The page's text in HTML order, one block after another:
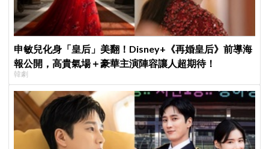
申敏兒化身「皇后」美翻！Disney+《再婚皇后》前導海
報公開，高貴氣場＋豪華主演陣容讓人超期待！
韓劇